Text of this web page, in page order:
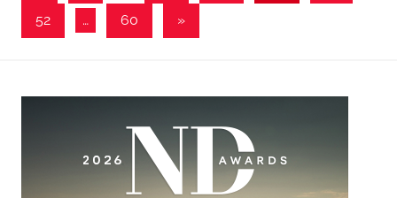
de
entradas
anteriores
52 … 60
Entradas
»